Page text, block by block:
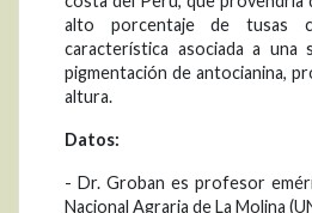
alto porcentaje de tusas
característica asociada a una
pigmentación de antocianina,
altura.
Datos:
- Dr. Groban es profesor
Nacional Agraria de La Molina